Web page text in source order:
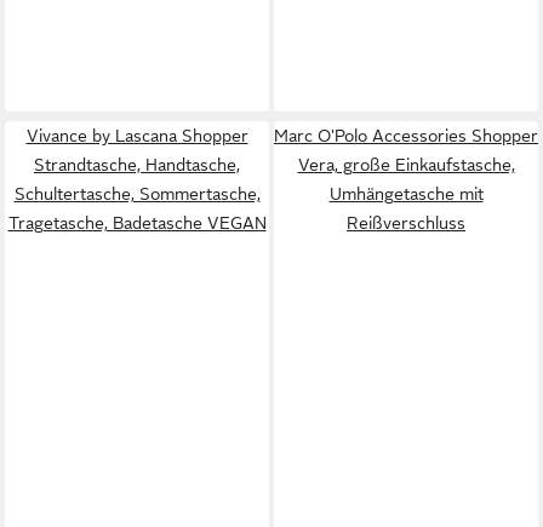
Vivance by Lascana Shopper
Strandtasche, Handtasche,
Schultertasche, Sommertasche,
Tragetasche, Badetasche VEGAN
Marc O'Polo Accessories Shopper
Vera, große Einkaufstasche,
Umhängetasche mit
Reißverschluss